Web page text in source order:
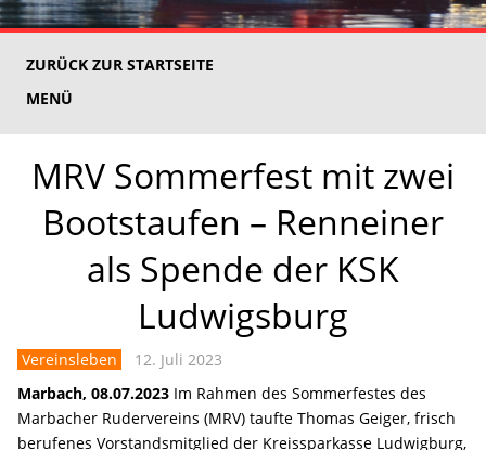
ZURÜCK ZUR STARTSEITE
MENÜ
MRV Sommerfest mit zwei
Bootstaufen – Renneiner
als Spende der KSK
Ludwigsburg
Vereinsleben
12. Juli 2023
Marbach, 08.07.2023 Im Rahmen des Sommerfestes des
Marbacher Rudervereins (MRV) taufte Thomas Geiger, frisch
berufenes Vorstandsmitglied der Kreissparkasse Ludwigburg,